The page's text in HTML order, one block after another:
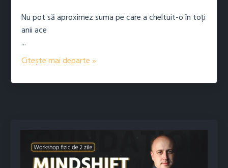
Nu pot să aproximez suma pe care a cheltuit-o în toți
anii ace
...
Citește mai departe »